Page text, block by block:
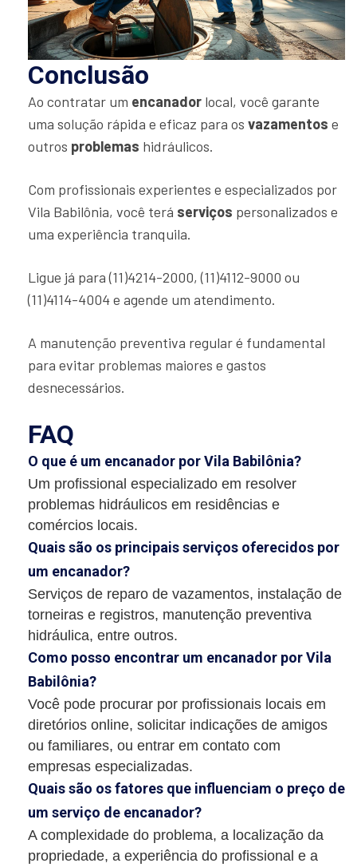
Conclusão
Ao contratar um encanador local, você garante
uma solução rápida e eficaz para os vazamentos e
outros problemas hidráulicos.
Com profissionais experientes e especializados por
Vila Babilônia, você terá serviços personalizados e
uma experiência tranquila.
Ligue já para (11)4214-2000, (11)4112-9000 ou
(11)4114-4004 e agende um atendimento.
A manutenção preventiva regular é fundamental
para evitar problemas maiores e gastos
desnecessários.
FAQ
O que é um encanador por Vila Babilônia?
Um profissional especializado em resolver
problemas hidráulicos em residências e
comércios locais.
Quais são os principais serviços oferecidos por
um encanador?
Serviços de reparo de vazamentos, instalação de
torneiras e registros, manutenção preventiva
hidráulica, entre outros.
Como posso encontrar um encanador por Vila
Babilônia?
Você pode procurar por profissionais locais em
diretórios online, solicitar indicações de amigos
ou familiares, ou entrar em contato com
empresas especializadas.
Quais são os fatores que influenciam o preço de
um serviço de encanador?
A complexidade do problema, a localização da
propriedade, a experiência do profissional e a